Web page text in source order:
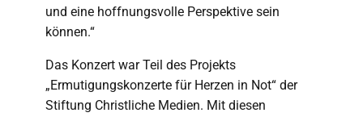
und eine hoffnungsvolle Perspektive sein
können.“
Das Konzert war Teil des Projekts
„Ermutigungskonzerte für Herzen in Not“ der
Stiftung Christliche Medien. Mit diesen